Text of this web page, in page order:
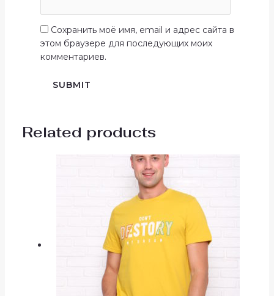
Сохранить моё имя, email и адрес сайта в
этом браузере для последующих моих
комментариев.
Related products